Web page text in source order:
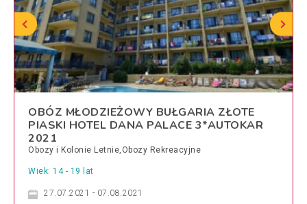
OBÓZ MŁODZIEŻOWY BUŁGARIA ZŁOTE
PIASKI HOTEL DANA PALACE 3*AUTOKAR
2021
Obozy i Kolonie Letnie,Obozy Rekreacyjne
Wiek: 14 - 19 lat
27.07.2021 - 07.08.2021